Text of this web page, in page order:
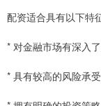
配资适合具有以下特
* 对金融市场有深入
* 具有较高的风险承